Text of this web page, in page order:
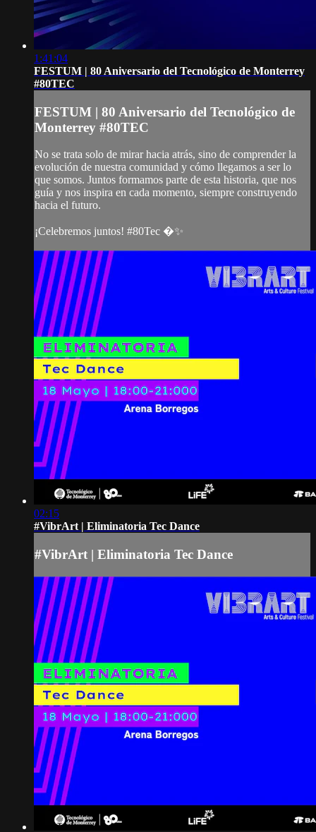
1:41:04
FESTUM | 80 Aniversario del Tecnológico de Monterrey
#80TEC
FESTUM | 80 Aniversario del Tecnológico de
Monterrey #80TEC
No se trata solo de mirar hacia atrás, sino de comprender la
evolución de nuestra comunidad y cómo llegamos a ser lo
que somos. Juntos formamos parte de esta historia, que nos
guía y nos inspira en cada momento, siempre construyendo
hacia el futuro.
¡Celebremos juntos! #80Tec �✨
02:15
#VibrArt | Eliminatoria Tec Dance
#VibrArt | Eliminatoria Tec Dance